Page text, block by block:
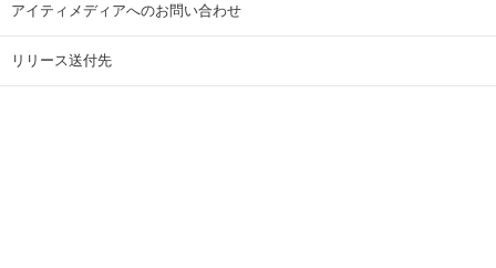
アイティメディアへのお問い合わせ
リリース送付先